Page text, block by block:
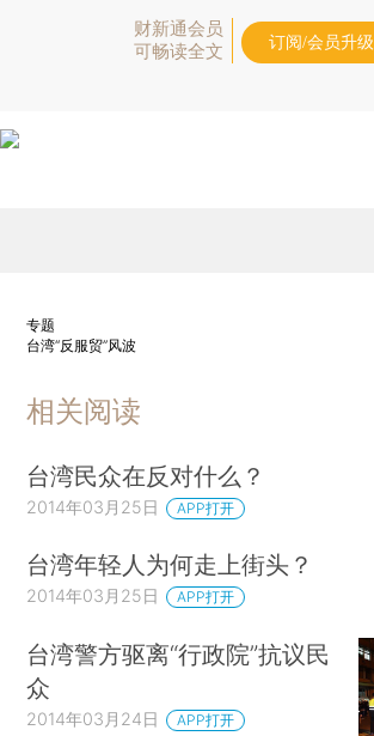
财新通会员
可畅读全文
订阅/会员升级
专题
台湾“反服贸”风波
相关阅读
台湾民众在反对什么？
2014年03月25日 APP打开
台湾年轻人为何走上街头？
2014年03月25日 APP打开
台湾警方驱离“行政院”抗议民
众
2014年03月24日 APP打开